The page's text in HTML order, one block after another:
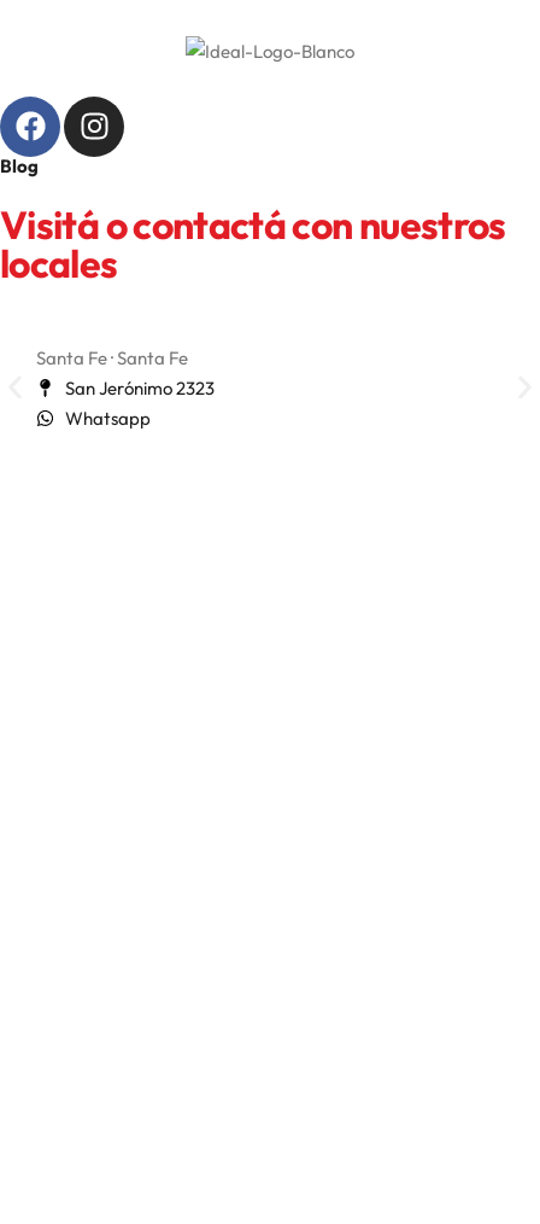
Blog
Visitá o contactá con nuestros
locales
Santa Fe · Santa Fe
San Jerónimo 2323
Whatsapp